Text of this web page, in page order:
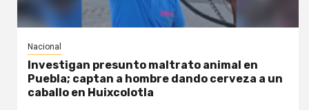
Nacional
Investigan presunto maltrato animal en
Puebla; captan a hombre dando cerveza a un
caballo en Huixcolotla